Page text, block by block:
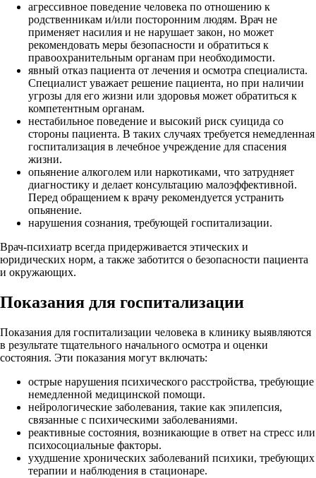
агрессивное поведение человека по отношению к
родственникам и/или посторонним людям. Врач не
применяет насилия и не нарушает закон, но может
рекомендовать меры безопасности и обратиться к
правоохранительным органам при необходимости.
явный отказ пациента от лечения и осмотра специалиста.
Специалист уважает решение пациента, но при наличии
угрозы для его жизни или здоровья может обратиться к
компетентным органам.
нестабильное поведение и высокий риск суицида со
стороны пациента. В таких случаях требуется немедленная
госпитализация в лечебное учреждение для спасения
жизни.
опьянение алкоголем или наркотиками, что затрудняет
диагностику и делает консультацию малоэффективной.
Перед обращением к врачу рекомендуется устранить
опьянение.
нарушения сознания, требующей госпитализации.
Врач-психиатр всегда придерживается этических и
юридических норм, а также заботится о безопасности пациента
и окружающих.
Показания для госпитализации
Показания для госпитализации человека в клинику выявляются
в результате тщательного начального осмотра и оценки
состояния. Эти показания могут включать:
острые нарушения психического расстройства, требующие
немедленной медицинской помощи.
нейрологические заболевания, такие как эпилепсия,
связанные с психическими заболеваниями.
реактивные состояния, возникающие в ответ на стресс или
психосоциальные факторы.
ухудшение хронических заболеваний психики, требующих
терапии и наблюдения в стационаре.